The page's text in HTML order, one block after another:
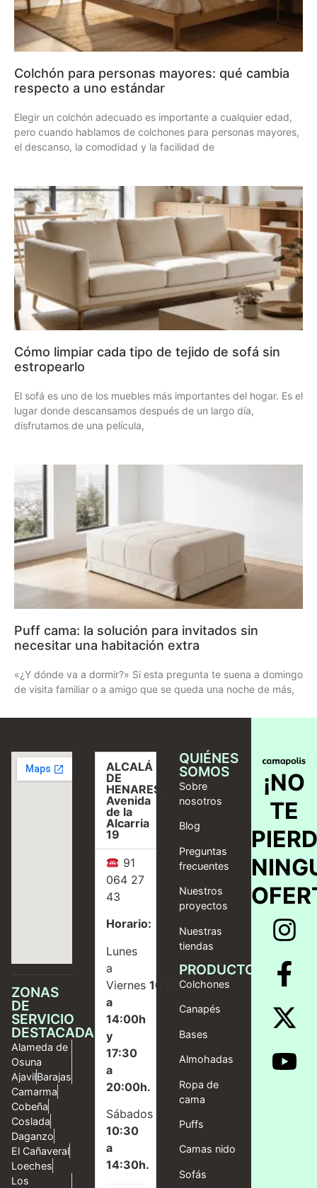
Colchón para personas mayores: qué cambia
respecto a uno estándar
Elegir un colchón adecuado es importante a cualquier edad,
pero cuando hablamos de colchones para personas mayores,
el descanso, la comodidad y la facilidad de
Cómo limpiar cada tipo de tejido de sofá sin
estropearlo
El sofá es uno de los muebles más importantes del hogar. Es el
lugar donde descansamos después de un largo día,
disfrutamos de una película,
Puff cama: la solución para invitados sin
necesitar una habitación extra
«¿Y dónde va a dormir?» Si esta pregunta te suena a domingo
de visita familiar o a amigo que se queda una noche de más,
ZONAS
DE
SERVICIO
DESTACADAS
Alameda de
Osuna
AjavilBarajas
Camarma
Cobeña
Coslada
Daganzo
El Cañaveral
Loeches
Los
ALCALÁ
DE
HENARES,
Avenida
de la
Alcarria
19
91
064 27
43
Horario:
Lunes
a
Viernes10:00
a
14:00h
y
17:30
a
20:00h.
Sábados
10:30
a
14:30h.
QUIÉNES
SOMOS
Sobre
nosotros
Blog
Preguntas
frecuentes
Nuestros
proyectos
Nuestras
tiendas
PRODUCTOS
Colchones
Canapés
Bases
Almohadas
Ropa de
cama
Puffs
Camas nido
Sofás
¡NO
TE